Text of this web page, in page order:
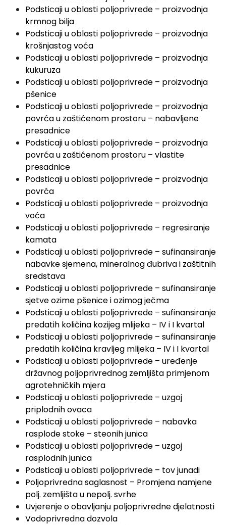
Podsticaji u oblasti poljoprivrede – proizvodnja
krmnog bilja
Podsticaji u oblasti poljoprivrede – proizvodnja
krošnjastog voća
Podsticaji u oblasti poljoprivrede – proizvodnja
kukuruza
Podsticaji u oblasti poljoprivrede – proizvodnja
pšenice
Podsticaji u oblasti poljoprivrede – proizvodnja
povrća u zaštićenom prostoru – nabavljene
presadnice
Podsticaji u oblasti poljoprivrede – proizvodnja
povrća u zaštićenom prostoru – vlastite
presadnice
Podsticaji u oblasti poljoprivrede – proizvodnja
povrća
Podsticaji u oblasti poljoprivrede – proizvodnja
voća
Podsticaji u oblasti poljoprivrede – regresiranje
kamata
Podsticaji u oblasti poljoprivrede – sufinansiranje
nabavke sjemena, mineralnog đubriva i zaštitnih
sredstava
Podsticaji u oblasti poljoprivrede – sufinansiranje
sjetve ozime pšenice i ozimog ječma
Podsticaji u oblasti poljoprivrede – sufinansiranje
predatih količina kozijeg mlijeka – IV i I kvartal
Podsticaji u oblasti poljoprivrede – sufinansiranje
predatih količina kravljeg mlijeka – IV i I kvartal
Podsticaji u oblasti poljoprivrede – uređenje
državnog poljoprivrednog zemljišta primjenom
agrotehničkih mjera
Podsticaji u oblasti poljoprivrede – uzgoj
priplodnih ovaca
Podsticaji u oblasti poljoprivrede – nabavka
rasplode stoke – steonih junica
Podsticaji u oblasti poljoprivrede – uzgoj
rasplodnih junica
Podsticaji u oblasti poljoprivrede – tov junadi
Poljoprivredna saglasnost – Promjena namjene
polj. zemljišta u nepolj. svrhe
Uvjerenje o obavljanju poljoprivredne djelatnosti
Vodoprivredna dozvola